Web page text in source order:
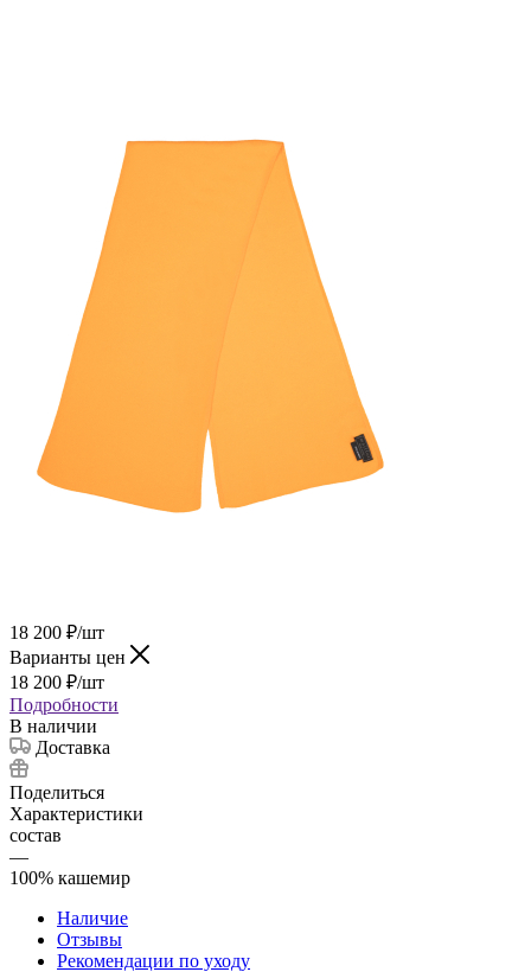
18 200 ₽/шт
Варианты цен
18 200 ₽/шт
Подробности
В наличии
Доставка
Поделиться
Характеристики
состав
—
100% кашемир
Наличие
Отзывы
Рекомендации по уходу